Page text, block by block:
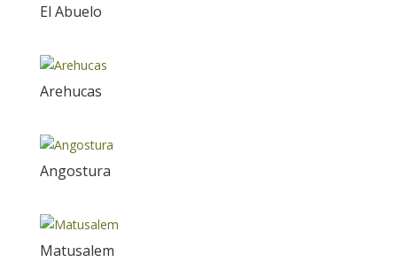
El Abuelo
Arehucas
Angostura
Matusalem